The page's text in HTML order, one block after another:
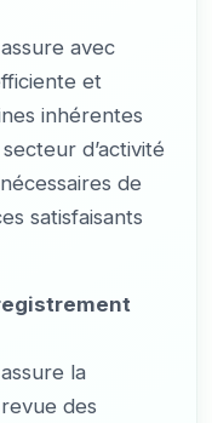
avec
et
inhérentes
d’activité
de
satisfaisants
la
des